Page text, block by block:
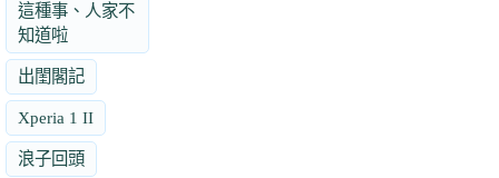
這種事、人家不
知道啦
出閨閣記
Xperia 1 II
浪子回頭